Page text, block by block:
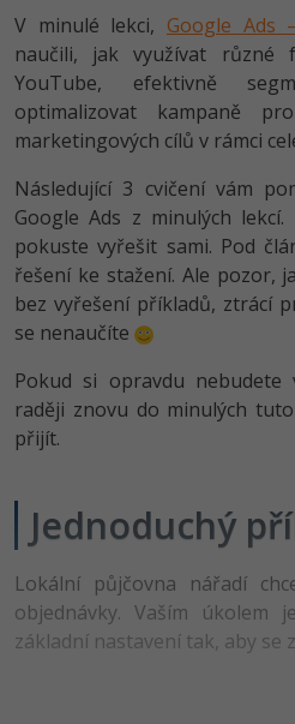
Datová analýza v praxi
Školení
Základy programování
Objektové
HTML5, CSS3,
SQL a databáze
Testování a verzování
UML a návrhové vzory
Spring
Django
Školení dle
C# .NET
Java
PHP
JavaScript
Python
HTML / CSS
MySQL/MariaDB
MS-SQL
SQLite
Programátor WWW
Senior programátor
Front-end developer
Vývojář mobilních
Specialista na AI a
C# Game developer
Webdesigner
Grafik / UX/UI návrhář
3D grafik
Projektový manažer
Jak začít?
Java -80%
C#.NET -80%
Python -80%
JavaScript -80%
PHP -80%
C++ -80%
-80%
C -80%
VB.NET
Kurzy e-commerce
Testování softwaru
Datová analýza
Digitální gramotnost
Marketing -30%
WordPress
SEO -30%
-25%
Copywriting -30%
-80%
V minulé lekci, Google Ads
naučili, jak využívat různé
YouTube, efektivně
optimalizovat kampaně
marketingových cílů v rámci
Následující 3 cvičení vám
Google Ads z minulých
pokuste vyřešit sami. Pod
řešení ke stažení. Ale pozor,
bez vyřešení příkladů, ztrácí
se nenaučíte
Pokud si opravdu nebudete
raději znovu do minulých
přijít.
Jednoduchý
Lokální půjčovna nářadí
objednávky. Vaším úkolem
základní nastavení tak, aby se